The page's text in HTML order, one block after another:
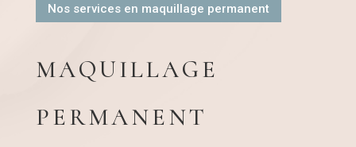
Nos services en maquillage permanent
MAQUILLAGE
PERMANENT